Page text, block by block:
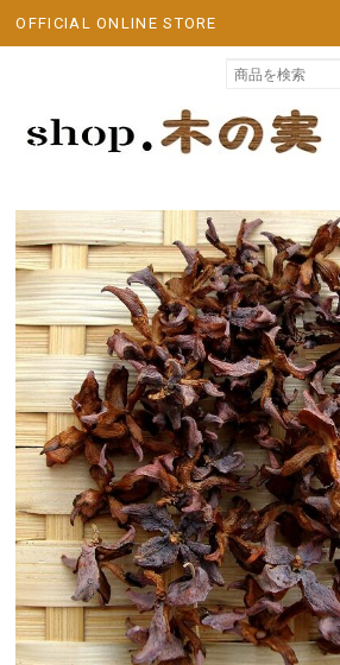
OFFICIAL ONLINE STORE